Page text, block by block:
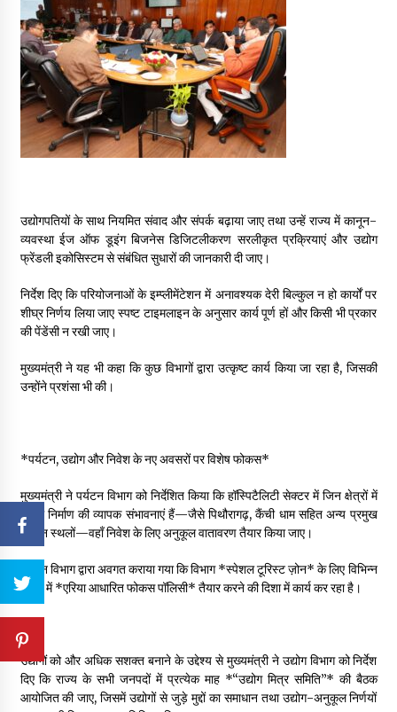
उद्योगपतियों के साथ नियमित संवाद और संपर्क बढ़ाया जाए तथा उन्हें राज्य में कानून-
व्यवस्था ईज ऑफ डूइंग बिजनेस डिजिटलीकरण सरलीकृत प्रक्रियाएं और उद्योग
फ्रेंडली इकोसिस्टम से संबंधित सुधारों की जानकारी दी जाए।
निर्देश दिए कि परियोजनाओं के इम्प्लीमेंटेशन में अनावश्यक देरी बिल्कुल न हो कार्यों पर
शीघ्र निर्णय लिया जाए स्पष्ट टाइमलाइन के अनुसार कार्य पूर्ण हों और किसी भी प्रकार
की पेंडेंसी न रखी जाए।
मुख्यमंत्री ने यह भी कहा कि कुछ विभागों द्वारा उत्कृष्ट कार्य किया जा रहा है, जिसकी
उन्होंने प्रशंसा भी की।
*पर्यटन, उद्योग और निवेश के नए अवसरों पर विशेष फोकस*
मुख्यमंत्री ने पर्यटन विभाग को निर्देशित किया कि हॉस्पिटैलिटी सेक्टर में जिन क्षेत्रों में
होटल निर्माण की व्यापक संभावनाएं हैं—जैसे पिथौरागढ़, कैंची धाम सहित अन्य प्रमुख
पर्यटन स्थलों—वहाँ निवेश के लिए अनुकूल वातावरण तैयार किया जाए।
पर्यटन विभाग द्वारा अवगत कराया गया कि विभाग *स्पेशल टूरिस्ट ज़ोन* के लिए विभिन्न
क्षेत्रों में *एरिया आधारित फोकस पॉलिसी* तैयार करने की दिशा में कार्य कर रहा है।
उद्योगों को और अधिक सशक्त बनाने के उद्देश्य से मुख्यमंत्री ने उद्योग विभाग को निर्देश
दिए कि राज्य के सभी जनपदों में प्रत्येक माह *“उद्योग मित्र समिति”* की बैठक
आयोजित की जाए, जिसमें उद्योगों से जुड़े मुद्दों का समाधान तथा उद्योग-अनुकूल निर्णयों